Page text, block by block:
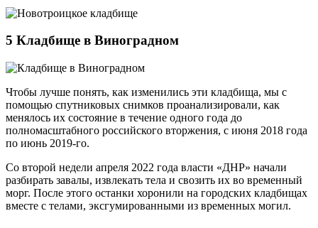
5 Кладбище в Виноградном
Чтобы лучше понять, как изменились эти кладбища, мы с
помощью спутниковых снимков проанализировали, как
менялось их состояние в течение одного года до
полномасштабного российского вторжения, с июня 2018 года
по июнь 2019-го.
Со второй недели апреля 2022 года власти «ДНР» начали
разбирать завалы, извлекать тела и свозить их во временный
морг. После этого останки хоронили на городских кладбищах
вместе с телами, эксгумированными из временных могил.